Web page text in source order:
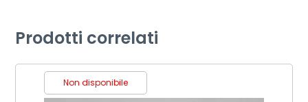
Prodotti correlati
Non disponibile